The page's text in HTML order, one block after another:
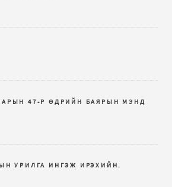
УРИЛГА ИНГЭЖ ИРЭХИЙН.